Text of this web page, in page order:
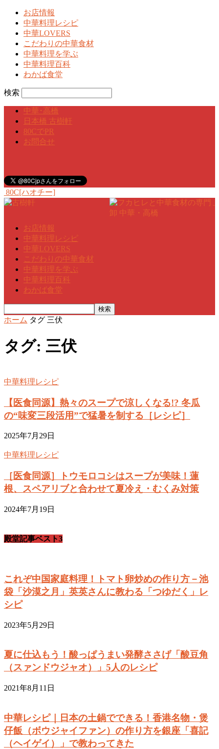
お店情報
中華料理レシピ
中華LOVERS
こだわりの中華食材
中華料理を学ぶ
中華料理百科
わかば食堂
検索
中華･高橋
日本橋 古樹軒
80CでPR
お問合せ
80C[ハオチー]
お店情報
中華料理レシピ
中華LOVERS
こだわりの中華食材
中華料理を学ぶ
中華料理百科
わかば食堂
ホーム タグ 三伏
タグ: 三伏
中華料理レシピ
【医食同源】熱々のスープで涼しくなる!? 冬瓜
の“味変三段活用”で猛暑を制する［レシピ］
2025年7月29日
中華料理レシピ
［医食同源］トウモロコシはスープが美味！蓮
根、スペアリブと合わせて夏冷え・むくみ対策
2024年7月19日
殿堂記事ベスト3
これぞ中国家庭料理！トマト卵炒めの作り方－池
袋「沙漠之月」英英さんに教わる「つゆだく」レ
シピ
2023年5月29日
夏に仕込もう！酸っぱうまい発酵ささげ「酸豆角
（スァンドウジャオ）」5人のレシピ
2021年8月11日
中華レシピ｜日本の土鍋でできる！香港名物・煲
仔飯（ボウジャイファン）の作り方を銀座「喜記
（ヘイゲイ）」で教わってきた